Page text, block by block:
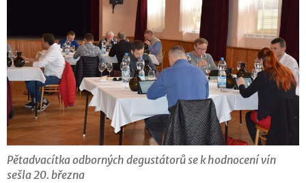
Pětadvacítka odborných degustátorů se k hodnocení vín
sešla 20. března